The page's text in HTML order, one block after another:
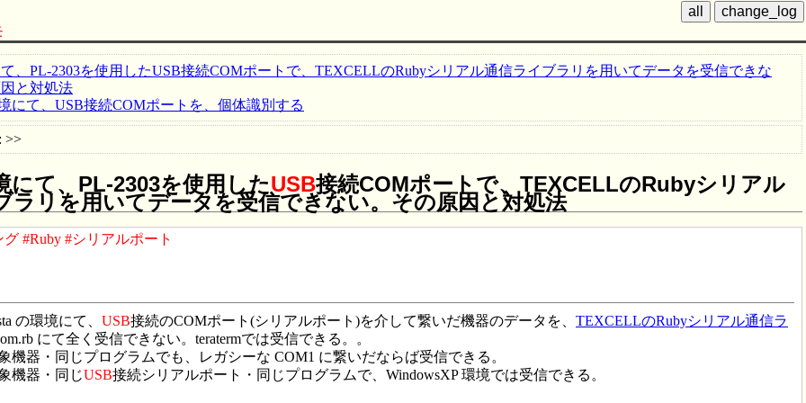
、PL-2303を使用したUSB接続COMポートで、TEXCELLのRubyシリアル通信ライブラリを用いてデータを受信できな
と対処法
にて、USB接続COMポートを、個体識別する
>>
て、PL-2303を使用したUSB接続COMポートで、TEXCELLのRubyシリアル
ラリを用いてデータを受信できない。その原因と対処法
グ #Ruby #シリアルポート
の環境にて、 USB接続のCOMポート(シリアルポート)を介して繋いだ機器のデータを、 TEXCELLのRubyシリアル通信ラ
にて全く受信できない。teratermでは受信できる。。
器・同じプログラムでも、レガシーな COM1 に繋いだならば受信できる。
機器・同じUSB接続シリアルポート・同じプログラムで、WindowsXP 環境では受信できる。